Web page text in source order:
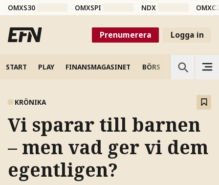
OMXS30 OMXSPI NDX
Prenumerera Logga in
START PLAY FINANSMAGASINET BÖRS VETENSKAP
KRÖNIKA
Vi sparar till barnen
– men vad ger vi dem
egentligen?